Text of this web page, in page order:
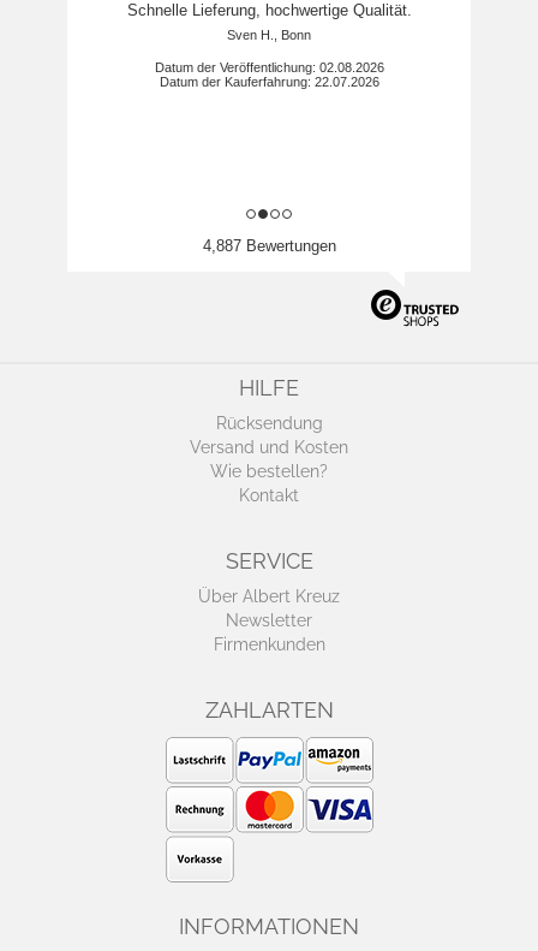
Schnelle Lieferung, hochwertige Qualität.
Sven H., Bonn
Datum der Veröffentlichung: 02.08.2026
Datum der Kauferfahrung: 22.07.2026
4,887 Bewertungen
HILFE
Rücksendung
Versand und Kosten
Wie bestellen?
Kontakt
SERVICE
Über Albert Kreuz
Newsletter
Firmenkunden
ZAHLARTEN
INFORMATIONEN